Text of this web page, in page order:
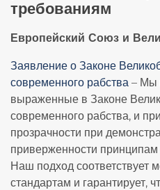
требованиям
Европейский Союз и
Заявление о Законе
современного рабства – Мы
выраженные в Законе
современного рабства, и
прозрачности при
приверженности принципам
Наш подход соответствует
стандартам и гарантирует,